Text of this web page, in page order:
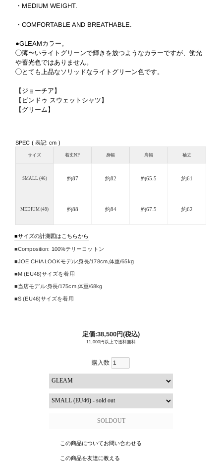
・MEDIUM WEIGHT.
・COMFORTABLE AND BREATHABLE.
●GLEAMカラー。
◯薄〜いライトグリーンで輝きを放つようなカラーですが、蛍光
や蓄光色ではありません。
◯とても上品なソリッドなライトグリーン色です。
【ジョーチア】
【ビンドゥ スウェットシャツ】
【グリーム】
SPEC ( 表記: cm )
サイズ 着丈NP 身幅 肩幅 袖丈
SMALL (46) 約87 約82 約65.5 約61
MEDIUM (48) 約88 約84 約67.5 約62
サイズの計測図はこちらから
Composition: 100%テリーコットン
JOE CHIA LOOKモデル:身長/178cm,体重/65kg
M (EU48)サイズを着用
当店モデル:身長/175cm,体重/68kg
S (EU46)サイズを着用
定価:38,500円(税込)
11,000円以上で送料無料
購入数
この商品についてお問い合わせる
この商品を友達に教える